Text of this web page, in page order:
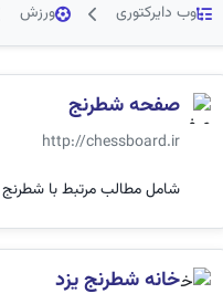
وب دایرکتوری ورزش
صفحه شطرنج
http://chessboard.ir
شامل مطالب مرتبط با شطرنج
خانه شطرنج یزد